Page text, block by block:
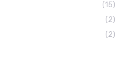
(15)
(2)
(2)